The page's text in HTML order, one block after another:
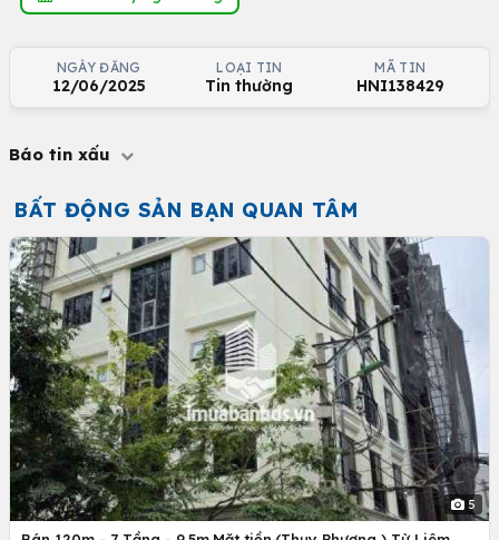
NGÀY ĐĂNG
12/06/2025
LOẠI TIN
Tin thường
MÃ TIN
HNI138429
Báo tin xấu
BẤT ĐỘNG SẢN BẠN QUAN TÂM
5